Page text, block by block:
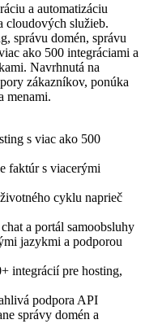
a automatizáciu
cloudových služieb.
správu domén, správu
ako 500 integráciami a
Navrhnutá na
zákazníkov, ponúka
menami.
s viac ako 500
faktúr s viacerými
cyklu naprieč
a portál samoobsluhy
jazykmi a podporou
integrácií pre hosting,
podpora API
správy domén a